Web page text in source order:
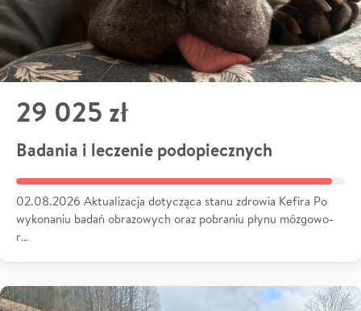
29 025 zł
Badania i leczenie podopiecznych
02.08.2026 Aktualizacja dotycząca stanu zdrowia Kefira Po
wykonaniu badań obrazowych oraz pobraniu płynu mózgowo-
r…